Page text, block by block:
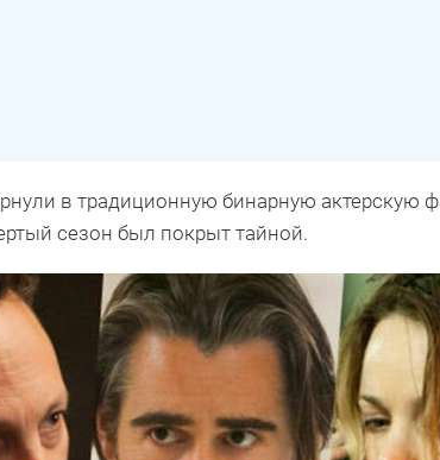
в традиционную бинарную актерскую
сезон был покрыт тайной.